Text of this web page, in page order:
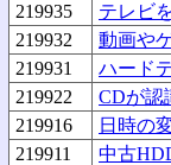
219935
テレビ
219932
動画や
219931
ハード
219922
CDが認
219916
日時の
219911
中古